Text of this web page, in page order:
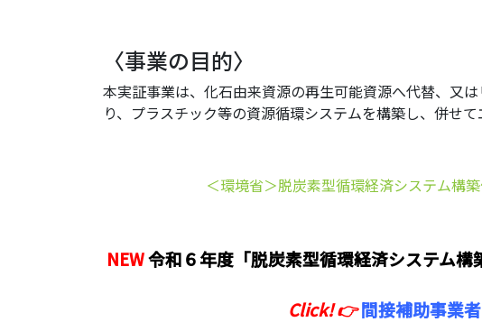
〈事業の目的〉
本実証事業は、化石由来資源の再生可能資源へ代替、又
り、プラスチック等の資源循環システムを構築し、併せ
＜環境省＞脱炭素型循環経済システム構
NEW令和６年度「脱炭素型循環経済システム
Click! 👉間接補助事業